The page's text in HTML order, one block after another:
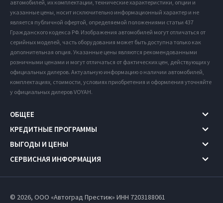
автомобилей, их комплектации, технические характеристики, опции и
указанные цены, носит исключительно информационный характер и не
является публичной офертой, определяемой положениями статьи 437
Гражданского кодекса РФ. Изображения автомобилей могут отличаться от
серийных моделей, часть оборудования может быть доступна только как
дополнительная опция. Указанные цены являются рекомендованными
розничными ценами и могут отличаться от фактических цен, действующих у
официальных дилеров. Актуальную информацию о наличии автомобилей,
комплектациях, стоимости, условиях приобретения и оформления уточняйте
у официальных дилеров VOYAH.
ОБЩЕЕ
КРЕДИТНЫЕ ПРОГРАММЫ
ВЫГОДЫ И ЦЕНЫ
СЕРВИСНАЯ ИНФОРМАЦИЯ
© 2026, ООО «Автоград Престиж» ИНН 7203188061